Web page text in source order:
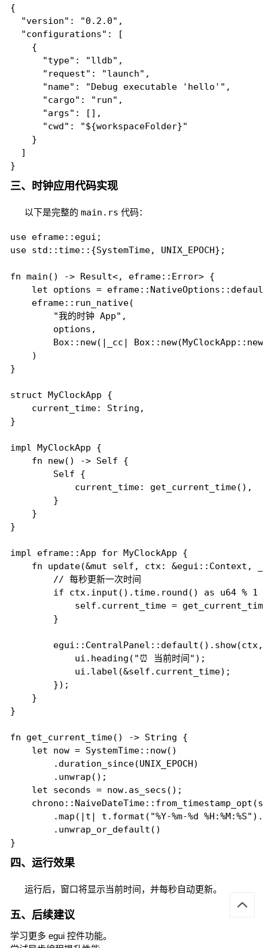
{
  "version": "0.2.0",
  "configurations": [
    {
      "type": "lldb",
      "request": "launch",
      "name": "Debug executable 'hello'",
      "cargo": "run",
      "args": [],
      "cwd": "${workspaceFolder}"
    }
  ]
}
三、时钟应用代码实现
以下是完整的 main.rs 代码：
use eframe::egui;
use std::time::{SystemTime, UNIX_EPOCH};
fn main() -> Result<, eframe::Error> {
let options =
    eframe::run_native(
        "我的时钟 App",
        options,
Box::new(|_cc|
    )
}
struct MyClockApp {
    current_time: String,
}
impl MyClockApp {
    fn new() -> Self {
        Self {
            current_time: get_current_time(),
        }
    }
}
impl eframe::App for MyClockApp {
fn update(&mut self, ctx: &egui::Context,
        // 每秒更新一次时间
if ctx.input().time.round() as u64 % 1
self.current_time =
        }
egui::CentralPanel::default().show(ctx,
            ui.heading("⏰ 当前时间");
            ui.label(&self.current_time);
        });
    }
}
fn get_current_time() -> String {
    let now = SystemTime::now()
        .duration_since(UNIX_EPOCH)
        .unwrap();
    let seconds = now.as_secs();
.map(|t| t.format("%Y-%m-%d
        .unwrap_or_default()
}
四、运行效果
运行后，窗口将显示当前时间，并每秒自动更新。
五、后续建议
学习更多 egui 控件功能。